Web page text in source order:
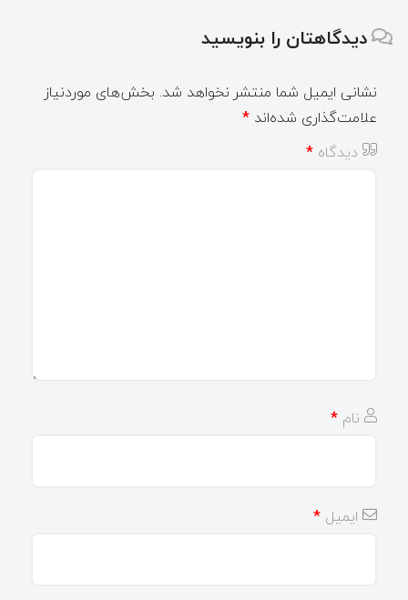
دیدگاهتان را بنویسید
نشانی ایمیل شما منتشر نخواهد شد. بخش‌های موردنیاز
علامت‌گذاری شده‌اند *
دیدگاه *
نام *
ایمیل *